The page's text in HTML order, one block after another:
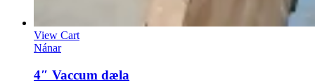
View Cart
Nánar
4″ Vaccum dæla